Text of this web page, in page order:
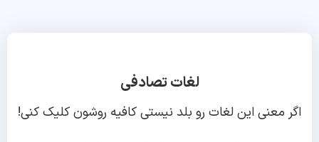
لغات تصادفی
اگر معنی این لغات رو بلد نیستی کافیه روشون کلیک کنی!